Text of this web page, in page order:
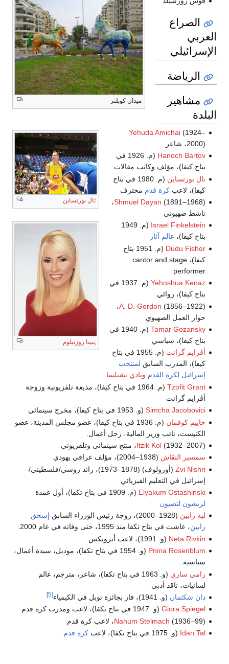
ميدان كوبلنز
الصراع
العربي
الإسرائيلي
الرياضة
مشاهير
البلدة
تال بورتساين
پنينا روزنبلوم
Yehuda Amichai(1924–
2000)، شاعر
Hanoch Bartov
(م. 1926 في
بتاح كيفا)، مؤلف وكاتب مقالات
تال بورتساين
(م. 1980 في بتاح
كيفا)، لاعبكرة قدم محترف
Shmuel Dayan(1891–1968)،
ناشط صهيوني
Israel Finkelstein
(م. 1949
بتاح كيفا)، عالم آثار
Dudu Fisher
(م. 1951 بتاح
كيفا)، cantor and stage
performer
Yehoshua Kenaz
(م. 1937 في
بتاح كيفا)، روائي
A. D. Gordon(1856–1922)،
حوار العمل الصهيوي
Tamar Gozansky
(م. 1940 في
بتاح كيفا)، سياسي
أڤرايم گرانت
(م. 1955 في بتاح
كيفا)، المدرب السابق لمنتخب
إسرائيل لكرة القدم ونادي تشيلسا.
Tzofit Grant
(م. 1964 في بتاح كيفا)، مذيعة تلفزيونية وزوجة
أڤرايم گرانت
Simcha Jacobovici (و. 1953 في بتاح كيفا)، مخرج سينمائي
حاييم كوفمان
(م. 1936 في بتاح كيفا)، عضو مجلس المدينة، عضو
الكنيست، نائب وزير المالية، رجل أعمال.
Itzik Kol(1932–2007)، منتج سينمائي وتلفزيوني
سمسير النقاش (1938–2004)، مؤلف عراقي يهودي
Zvi Nishri
(أورولوف) (1878–1973)، رائد روسي/فلسطيني/
إسرائيل في التعليم الفيزيائي
Elyakum Ostashinski (م. 1909 في بتاح تكفا)، أول عمدة
لريشون لتصيون
ليه رابين (1928–2000)، زوجة رئيس الوزراء السابق
إسحق
رابين، عاشت في بتاح تكفا منذ 1995، حتى وفاته في عام 2000.
Neta Rivkin (و. 1991)، لاعب أيروبكس
Pnina Rosenblum
(و. 1954 في بتاح تكفا)، موديل، سيدة أعمال،
سياسية.
رامي ساري
(و. 1963 في بتاح تكفا)، شاعر، مترجم، عالم
لسانيات، ناقد أدبي
دان شكتمان (و. 1941)، فاز بجائزة نوبل في الكيمياء [5]
Giora Spiegel (و. 1947 في بتاح تكفا)، لاعب ومدرب كرة قدم
Nahum Stelmach (1936–99)، لاعب كرة قدم
Idan Tal (و. 1975 في بتاح تكفا)، لاعب كرة قدم